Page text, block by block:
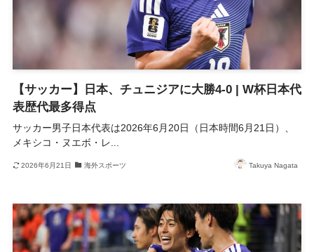
【サッカー】日本、チュニジアに大勝4-0 | W杯日本代
表歴代最多得点
サッカー男子日本代表は2026年6月20日（日本時間6月21日）、
メキシコ・ヌエボ・レ...
2026年6月21日 海外スポーツ Takuya Nagata